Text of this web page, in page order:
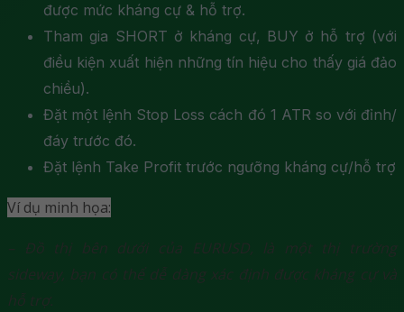
được mức kháng cự & hỗ trợ.
Tham gia SHORT ở kháng cự, BUY ở hỗ trợ (với
điều kiện xuất hiện những tín hiệu cho thấy giá đảo
chiều).
Đặt một lệnh Stop Loss cách đó 1 ATR so với đỉnh/
đáy trước đó.
Đặt lệnh Take Profit trước ngưỡng kháng cự/hỗ trợ
Ví dụ minh họa:
– Đồ thị bên dưới của EURUSD, là một thị trường
sideway, bạn có thể dễ dàng xác định được kháng cự và
hỗ trợ.